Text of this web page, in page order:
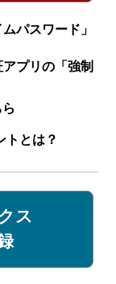
パスワード」
プリの「強制
トとは？
ス